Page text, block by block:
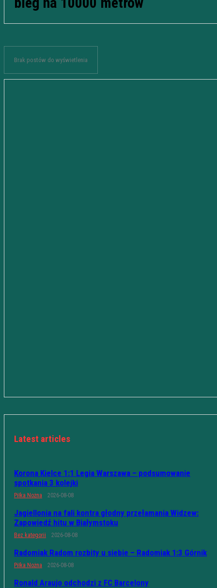
Brak postów do wyświetlenia
Latest articles
Korona Kielce 1:1 Legia Warszawa – podsumowanie
spotkania 3 kolejki
Piłka Nożna 2026-08-08
Jagiellonia na fali kontra głodny przełamania Widzew:
Zapowiedź hitu w Białymstoku
Bez kategorii 2026-08-08
Radomiak Radom rozbity u siebie – Radomiak 1:3 Górnik
Piłka Nożna 2026-08-08
Ronald Araujo odchodzi z FC Barcelony